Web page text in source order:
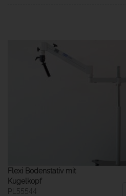
Flexi Bodenstativ mit
Kugelkopf
PL55544